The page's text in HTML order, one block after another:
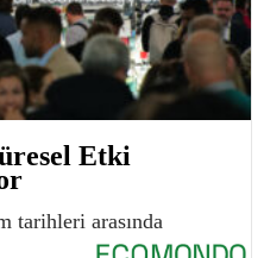
Etki
tarihleri arasında